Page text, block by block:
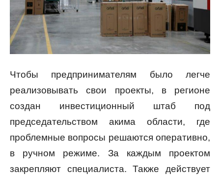
Чтобы предпринимателям было легче
реализовывать свои проекты, в регионе
создан инвестиционный штаб под
председательством акима области, где
проблемные вопросы решаются оперативно,
в ручном режиме. За каждым проектом
закрепляют специалиста. Также действует